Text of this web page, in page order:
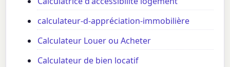
calculateur-d-appréciation-immobilière
Calculateur Louer ou Acheter
Calculateur de bien locatif